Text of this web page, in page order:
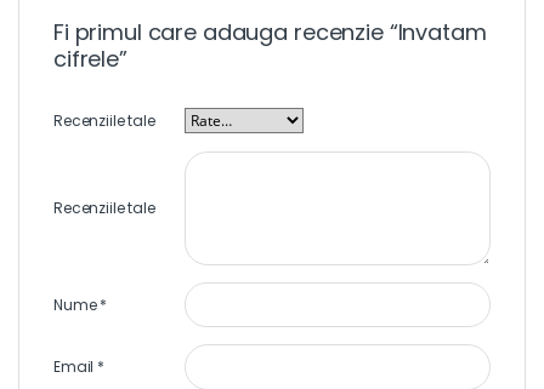
Fi primul care adauga recenzie “Invatam
cifrele”
Recenziile tale
Recenziile tale
Nume*
Email *